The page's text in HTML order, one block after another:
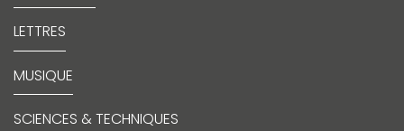
LETTRES
MUSIQUE
SCIENCES & TECHNIQUES